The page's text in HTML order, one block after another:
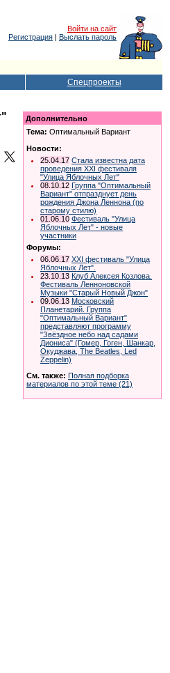
Войти на сайт
Регистрация | Выслать пароль
Спецпроекты
Дополнительно
Тема: Оптимальный Вариант
Новости:
25.04.17 Стала известна дата
проведения ХХI фестиваля
"Улица Яблочных Лет"
08.10.12 Группа "Оптимальный
Вариант" отпразднует день
рождения Джона Леннона (по
старому стилю)
01.06.10 Фестиваль "Улица
Яблочных Лет" - новые
участники
Форумы:
06.06.17 XXI фестиваль "Улица
Яблочных Лет".
23.10.13 Клуб Алексея Козлова.
Фестиваль Ленноновской
Музыки "Старый Новый Джон"
09.06.13 Московский
Планетарий. Группа
"Оптимальный Вариант"
представляют программу
"Звёздное небо над садами
Диониса" (Гомер, Гоген, Шанкар,
Окуджава, The Beatles, Led
Zeppelin)
См. также: Полная подборка
материалов по этой теме (21)